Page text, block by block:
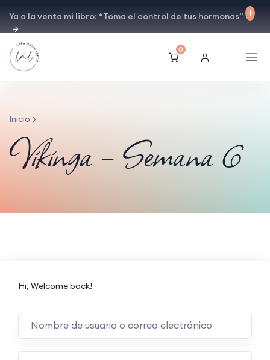
Ya a la venta mi libro: “Toma el control de tus hormonas”
0
Inicio
Vikinga – Semana 6
Hi, Welcome back!